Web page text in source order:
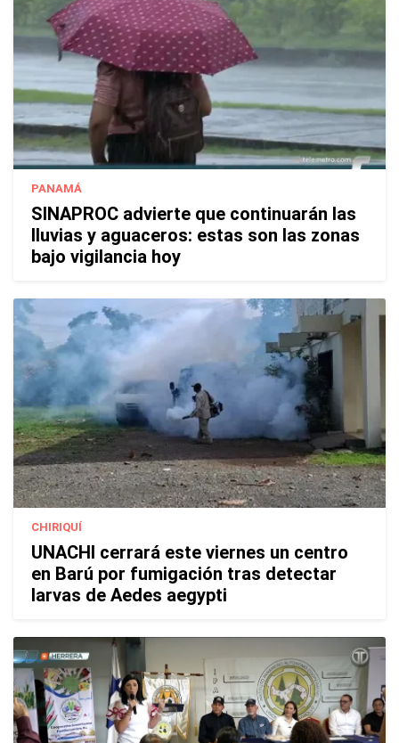
PANAMÁ
SINAPROC advierte que continuarán las
lluvias y aguaceros: estas son las zonas
bajo vigilancia hoy
CHIRIQUÍ
UNACHI cerrará este viernes un centro
en Barú por fumigación tras detectar
larvas de Aedes aegypti